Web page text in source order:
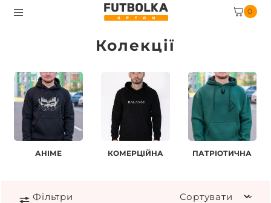
0
Колекції
АНІМЕ КОМЕРЦІЙНА ПАТРІОТИЧНА
Фiльтри